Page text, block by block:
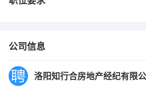
公司信息
洛阳知行合房地产经纪有限